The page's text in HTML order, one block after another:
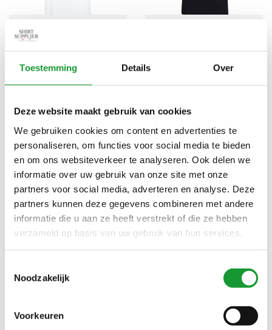
Toestemming Details Over
Deze website maakt gebruik van cookies
We gebruiken cookies om content en advertenties te
personaliseren, om functies voor social media te bieden
en om ons websiteverkeer te analyseren. Ook delen we
informatie over uw gebruik van onze site met onze
partners voor social media, adverteren en analyse. Deze
partners kunnen deze gegevens combineren met andere
informatie die u aan ze heeft verstrekt of die ze hebben
verzameld op basis van uw gebruik van hun services.
Noodzakelijk
Voorkeuren
ALAN RED WIT T-SHIRTS
2-PACK V-HALS KATOEN
ALAN RED DONKERBLAUW
T-SHIRTS 2-PACK RONDE
Bekijk alle5maten
ALAN RED WIT T-SHIRTS